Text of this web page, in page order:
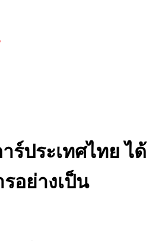
ร์ประเทศไทย ได้
อย่างเป็น